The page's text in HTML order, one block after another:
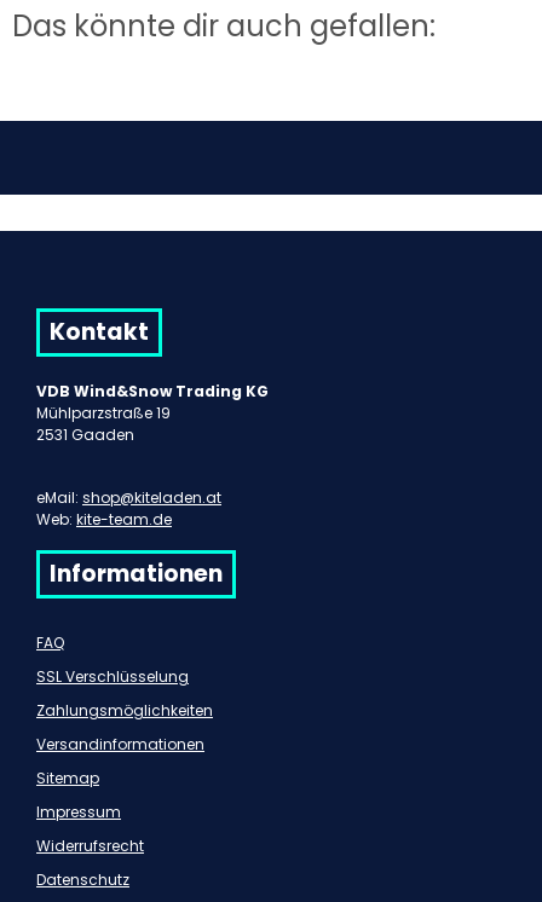
Das könnte dir auch gefallen:
Kontakt
VDB Wind&Snow Trading KG
Mühlparzstraße 19
2531 Gaaden
eMail: shop@kiteladen.at
Web: kite-team.de
Informationen
FAQ
SSL Verschlüsselung
Zahlungsmöglichkeiten
Versandinformationen
Sitemap
Impressum
Widerrufsrecht
Datenschutz